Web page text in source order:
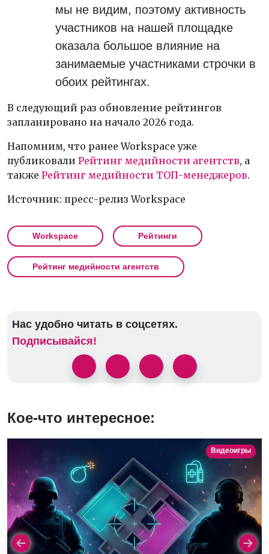
мы не видим, поэтому активность
участников на нашей площадке
оказала большое влияние на
занимаемые участниками строчки в
обоих рейтингах.
В следующий раз обновление рейтингов
запланировано на начало 2026 года.
Напомним, что ранее Workspace уже
публиковали Рейтинг медийности агентств, а
также Рейтинг медийности ТОП-менеджеров.
Источник: пресс-релиз Workspace
Workspace Рейтинги
Рейтинг медийности агентств
Нас удобно читать в соцсетях.
Подписывайся!
Кое-что интересное:
Видеоигры